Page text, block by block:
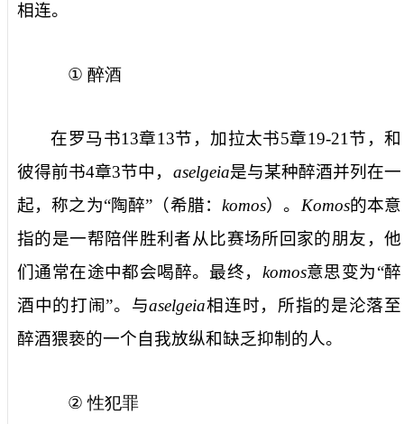
相连。
① 醉酒
在罗马书13章13节，加拉太书5章19-21 节，和
彼得前书4章3节中， aselgeia是与某种醉酒并列在一
起，称之为“陶醉”（希腊：komos）。 Komos的本意
指的是一帮陪伴胜利者从比赛场所回家的朋友，他
们通常在途中都会喝醉。最终， komos意思变为“醉
酒中的打闹”。与aselgeia相连时，所指的是沦落至
醉酒猥亵的一个自我放纵和缺乏抑制的人。
② 性犯罪